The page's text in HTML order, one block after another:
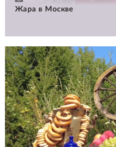
Жара в Москве